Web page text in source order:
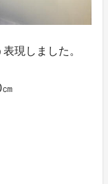
現しました。